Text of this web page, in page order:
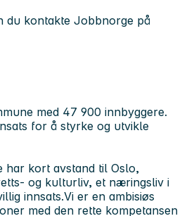
du kontakte Jobbnorge på
med 47 900 innbyggere.
for å styrke og utvikle
har kort avstand til Oslo,
og kulturliv, et næringsliv i
innsats.Vi er en ambisiøs
med den rette kompetansen